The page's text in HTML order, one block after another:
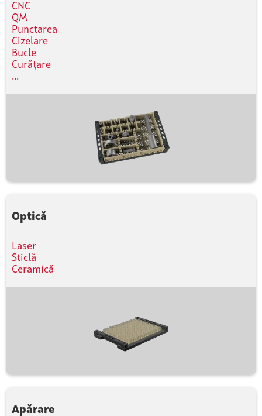
CNC
QM
Punctarea
Cizelare
Bucle
Curățare
...
Optică
Laser
Sticlă
Ceramică
Apărare